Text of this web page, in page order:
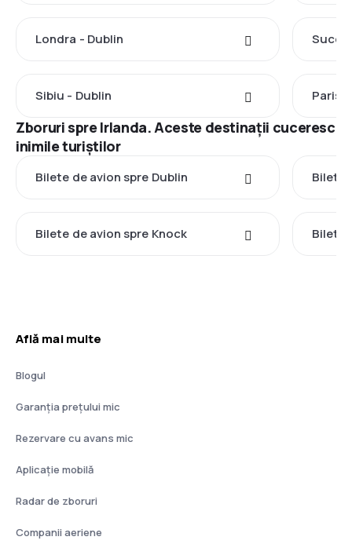
Londra - Dublin
Sibiu - Dublin Paris
Zboruri spre Irlanda. Aceste destinații cuceresc
inimile turiștilor
Bilete de avion spre Dublin Bilete
Bilete de avion spre Knock Bilete
Află mai multe
Blogul
Garanția prețului mic
Rezervare cu avans mic
Aplicație mobilă
Radar de zboruri
Companii aeriene